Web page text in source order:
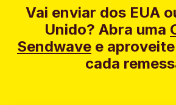
Vai enviar dos EUA
Unido? Abra uma
Sendwave e
cada